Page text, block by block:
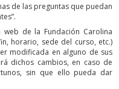
de las preguntas que puedan
de la Fundación Carolina
horario, sede del curso, etc.)
modificada en alguno de sus
dichos cambios, en caso de
sin que ello pueda dar